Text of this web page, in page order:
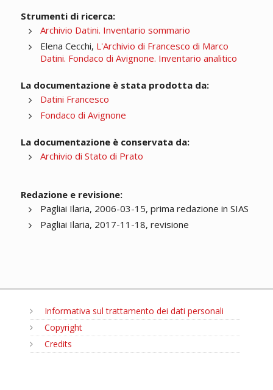
Strumenti di ricerca:
Archivio Datini. Inventario sommario
Elena Cecchi, L'Archivio di Francesco di Marco
Datini. Fondaco di Avignone. Inventario analitico
La documentazione è stata prodotta da:
Datini Francesco
Fondaco di Avignone
La documentazione è conservata da:
Archivio di Stato di Prato
Redazione e revisione:
Pagliai Ilaria, 2006-03-15, prima redazione in SIAS
Pagliai Ilaria, 2017-11-18, revisione
Informativa sul trattamento dei dati personali
Copyright
Credits